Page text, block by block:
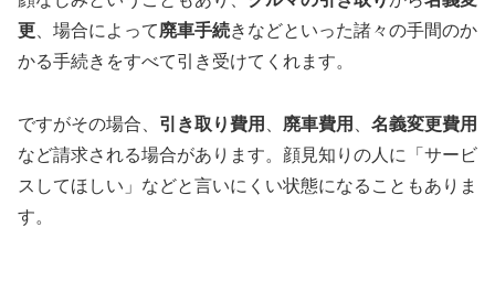
更 、場合によって廃車手続きなどといった諸々の手間のか
かる手続きをすべて引き受けてくれます。
ですがその場合、 引き取り費用 廃車費用
名義変更費用
など請求される場合があります。顔見知りの人に「サービ
スしてほしい」などと言いにくい状態になることもありま
す。